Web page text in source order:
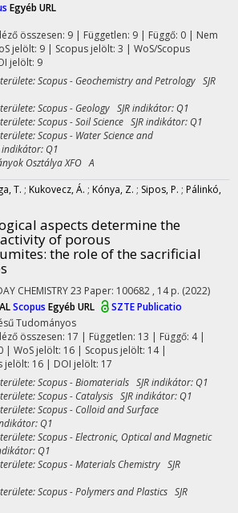
Egyéb URL
összesen: 9| Független: 9 | Függő: 0 | Nem
jelölt: 9 | Scopus jelölt: 3 | WoS/Scopus
jelölt: 9
Scopus - Geochemistry and Petrology SJR
Scopus - Geology SJR indikátor: Q1
Scopus - Soil Science SJR indikátor: Q1
Scopus - Water Science and
indikátor: Q1
Osztálya XFO A
T. ; Kukovecz, Á. ; Kónya, Z. ; Sipos, P. ; Pálinkó,
aspects determine the
of porous
the role of the sacrificial
CHEMISTRY23 Paper: 100682 , 14 p. (2022)
Scopus Egyéb URL
SZTE Publicatio
Tudományos
összesen: 17 | Független: 13 | Függő: 4 |
| WoS jelölt: 16 | Scopus jelölt: 14 |
jelölt: 16 | DOI jelölt: 17
Scopus - Biomaterials SJR indikátor: Q1
Scopus - Catalysis SJR indikátor: Q1
Scopus - Colloid and Surface
Q1
Scopus - Electronic, Optical and Magnetic
Q1
Scopus - Materials Chemistry SJR
Scopus - Polymers and Plastics SJR